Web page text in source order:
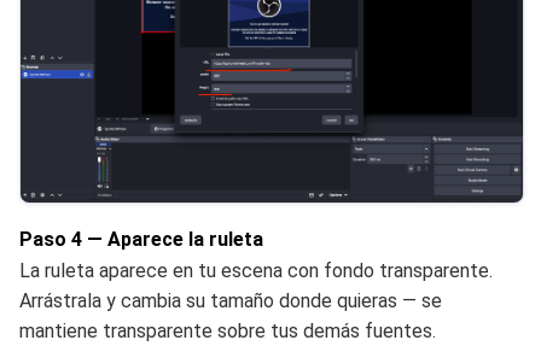
Paso 4 — Aparece la ruleta
La ruleta aparece en tu escena con fondo transparente.
Arrástrala y cambia su tamaño donde quieras — se
mantiene transparente sobre tus demás fuentes.